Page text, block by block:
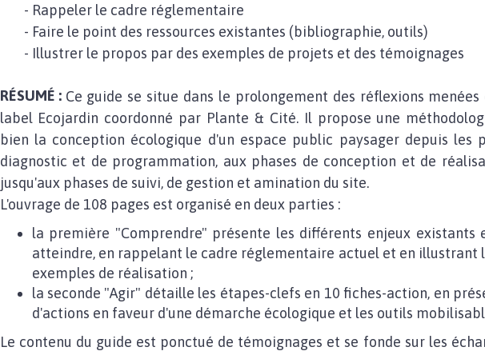
- Rappeler le cadre réglementaire
- Faire le point des ressources existantes (bibliographie, outils)
- Illustrer le propos par des exemples de projets et des témoignages
RÉSUMÉ : Ce guide se situe dans le prolongement des réflexions menées
label Ecojardin coordonné par Plante & Cité. Il propose une
bien la conception écologique d'un espace public paysager depuis les
diagnostic et de programmation, aux phases de conception et de
jusqu'aux phases de suivi, de gestion et amination du site.
L'ouvrage de 108 pages est organisé en deux parties :
la première "Comprendre" présente les différents enjeux existants
atteindre, en rappelant le cadre réglementaire actuel et en illustrant
exemples de réalisation ;
la seconde "Agir" détaille les étapes-clefs en 10 fiches-action, en
d'actions en faveur d'une démarche écologique et les outils
Le contenu du guide est ponctué de témoignages et se fonde sur les